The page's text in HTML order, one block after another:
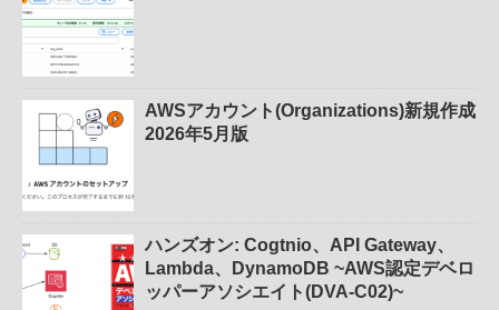
AWSアカウント(Organizations)新規作成
2026年5月版
ハンズオン: Cogtnio、API Gateway、
Lambda、DynamoDB ~AWS認定デベロ
ッパーアソシエイト(DVA-C02)~